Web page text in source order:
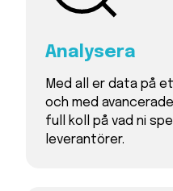
Analysera
Med all er data på
och med
full koll på vad ni
leverantörer.